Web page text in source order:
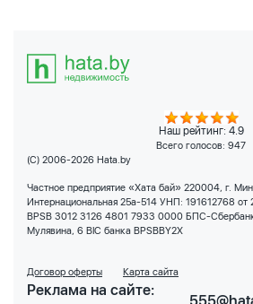
Наш рейтинг: 4.9
Всего голосов: 947
(C) 2006-2026 Hata.by
Частное предприятие «Хата бай» 220004, г.
Интернациональная 25а-514 УНП: 191612768 от
BPSB 3012 3126 4801 7933 0000 БПС-
Мулявина, 6 BIC банка BPSBBY2X
Договор оферты Карта сайта
Реклама на сайте: